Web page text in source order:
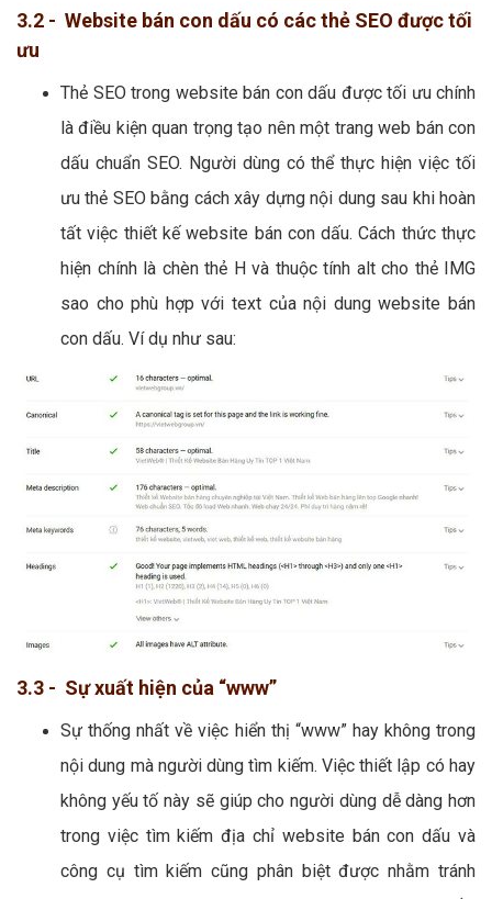
3.2 - Website bán con dấu có các thẻ SEO được tối
ưu
Thẻ SEO trong website bán con dấu được tối ưu chính
là điều kiện quan trọng tạo nên một trang web bán con
dấu chuẩn SEO. Người dùng có thể thực hiện việc tối
ưu thẻ SEO bằng cách xây dựng nội dung sau khi hoàn
tất việc thiết kế website bán con dấu. Cách thức thực
hiện chính là chèn thẻ H và thuộc tính alt cho thẻ IMG
sao cho phù hợp với text của nội dung website bán
con dấu. Ví dụ như sau:
3.3 - Sự xuất hiện của “www”
Sự thống nhất về việc hiển thị “www” hay không trong
nội dung mà người dùng tìm kiếm. Việc thiết lập có hay
không yếu tố này sẽ giúp cho người dùng dễ dàng hơn
trong việc tìm kiếm địa chỉ website bán con dấu và
công cụ tìm kiếm cũng phân biệt được nhằm tránh